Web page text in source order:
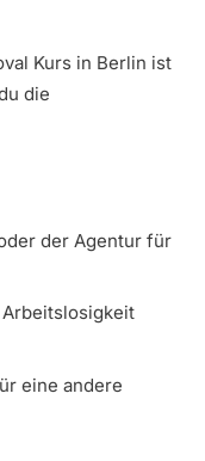
Kurs in Berlin ist
die
der Agentur für
eine andere